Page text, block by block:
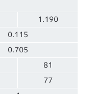
1.190
0.115
0.705
81
77